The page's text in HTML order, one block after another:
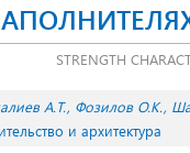
STRENGTH
А.Т. Фозилов О.К.
и архитектура